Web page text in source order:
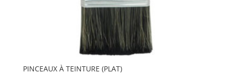
PINCEAUX À TEINTURE (PLAT)